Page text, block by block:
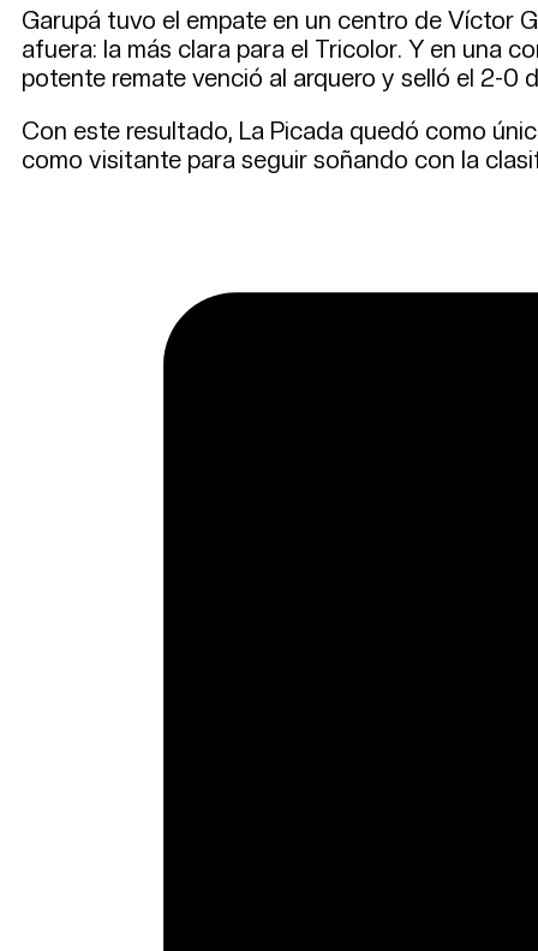
Garupá tuvo el empate en un centro de Víctor
afuera: la más clara para el Tricolor. Y en una
potente remate venció al arquero y selló el 2-0
Con este resultado, La Picada quedó como
como visitante para seguir soñando con la